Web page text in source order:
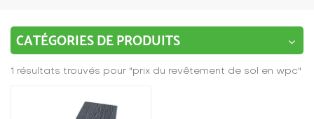
CATÉGORIES DE PRODUITS
1 résultats trouvés pour "prix du revêtement de sol en wpc"